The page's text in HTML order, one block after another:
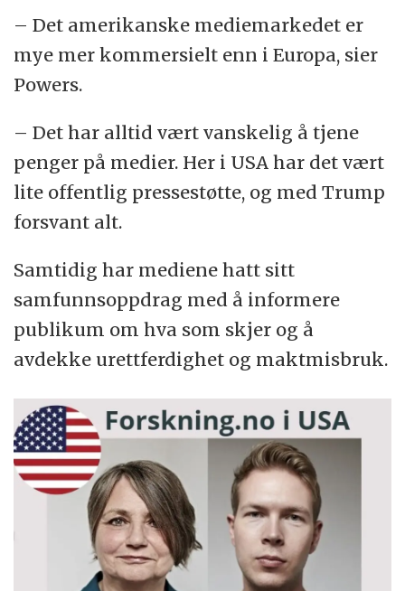
– Det amerikanske mediemarkedet er
mye mer kommersielt enn i Europa, sier
Powers.
– Det har alltid vært vanskelig å tjene
penger på medier. Her i USA har det vært
lite offentlig pressestøtte, og med Trump
forsvant alt.
Samtidig har mediene hatt sitt
samfunnsoppdrag med å informere
publikum om hva som skjer og å
avdekke urettferdighet og maktmisbruk.